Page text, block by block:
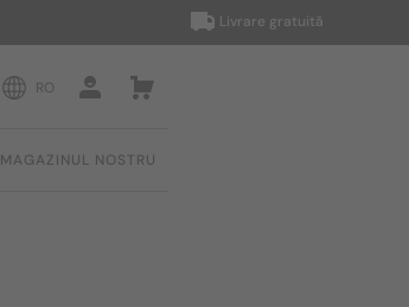
Livrare gratuită
RO
MAGAZINUL NOSTRU